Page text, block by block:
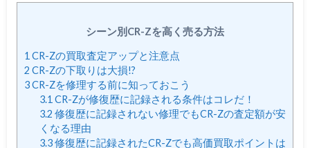
シーン別CR-Zを高く売る方法
1 CR-Zの買取査定アップと注意点
2 CR-Zの下取りは大損!?
3CR-Zを修理する前に知っておこう
3.1 CR-Zが修復歴に記録される条件はコレだ！
3.2 修復歴に記録されない修理でもCR-Zの査定額が安
くなる理由
3.3修復歴に記録されたCR-Zでも高価買取ポイントは